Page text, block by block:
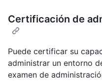
Certificación de
Puede certificar su
administrar un entorno
examen de